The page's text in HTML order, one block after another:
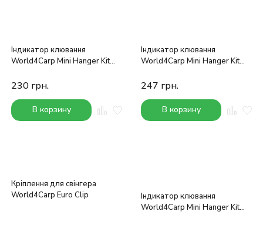
Індикатор клювання
World4Carp Mini Hanger Kit
230 грн.
В корзину
Індикатор клювання
World4Carp Mini Hanger Kit
247 грн.
В корзину
Кріплення для свінгера
World4Carp Euro Clip
Індикатор клювання
World4Carp Mini Hanger Kit